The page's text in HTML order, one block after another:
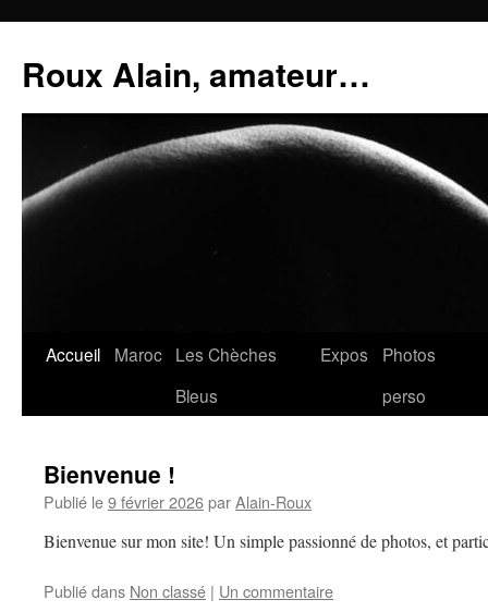
contenu
Roux Alain, amateur…
Accueil Maroc Les Chèches
Bleus
Expos
Photos
perso
Bienvenue !
Publié le9 février 2026parAlain-Roux
Bienvenue sur mon site! Un simple passionné de photos, et
Publié dans Non classé | Un commentaire